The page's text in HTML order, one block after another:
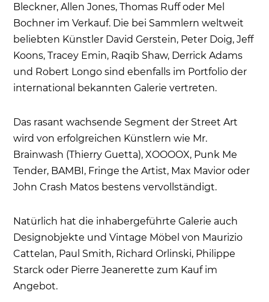
Bleckner, Allen Jones, Thomas Ruff oder Mel
Bochner im Verkauf. Die bei Sammlern weltweit
beliebten Künstler David Gerstein, Peter Doig, Jeff
Koons, Tracey Emin, Raqib Shaw, Derrick Adams
und Robert Longo sind ebenfalls im Portfolio der
international bekannten Galerie vertreten.
Das rasant wachsende Segment der Street Art
wird von erfolgreichen Künstlern wie Mr.
Brainwash (Thierry Guetta), XOOOOX, Punk Me
Tender, BAMBI, Fringe the Artist, Max Mavior oder
John Crash Matos bestens vervollständigt.
Natürlich hat die inhabergeführte Galerie auch
Designobjekte und Vintage Möbel von Maurizio
Cattelan, Paul Smith, Richard Orlinski, Philippe
Starck oder Pierre Jeanerette zum Kauf im
Angebot.